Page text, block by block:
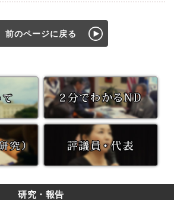
前のページに戻る
研究・報告